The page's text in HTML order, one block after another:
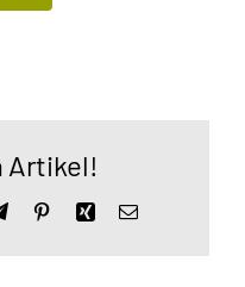
Artikel!
TelegramPinterestXingE-